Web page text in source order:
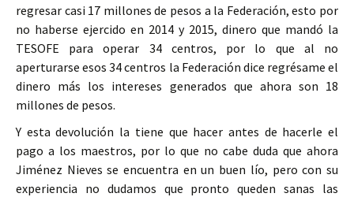
regresar casi 17 millones de pesos a la Federación, esto por
no haberse ejercido en 2014 y 2015, dinero que mandó la
TESOFE para operar 34 centros, por lo que al no
aperturarse esos 34 centros la Federación dice regrésame el
dinero más los intereses generados que ahora son 18
millones de pesos.
Y esta devolución la tiene que hacer antes de hacerle el
pago a los maestros, por lo que no cabe duda que ahora
Jiménez Nieves se encuentra en un buen lío, pero con su
experiencia no dudamos que pronto queden sanas las